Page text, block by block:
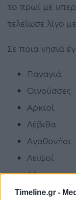
Timeline.gr -
το πρωί με
τελείωσε λίγο
Σε ποια νησιά
Παναγιά
Οινούσσες
Αρκιοί
Λέβιθα
Αγαθονήσι
Λειψοί
Λέρο
Καλόλιμνο